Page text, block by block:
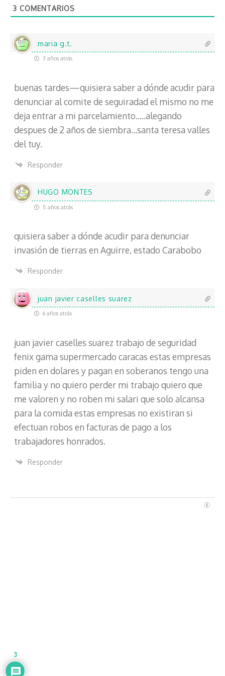
t
n
i
3 COMENTARIOS
maria g.t.
3 años atrás
buenas tardes—quisiera saber a dónde acudir para
denunciar al comite de seguiradad el mismo no me
deja entrar a mi parcelamiento…..alegando
despues de 2 años de siembra…santa teresa valles
del tuy.
Responder
HUGO MONTES
5 años atrás
quisiera saber a dónde acudir para denunciar
invasión de tierras en Aguirre, estado Carabobo
Responder
juan javier caselles suarez
6 años atrás
juan javier caselles suarez trabajo de seguridad
fenix gama supermercado caracas estas empresas
piden en dolares y pagan en soberanos tengo una
familia y no quiero perder mi trabajo quiero que
me valoren y no roben mi salari que solo alcansa
para la comida estas empresas no existiran si
efectuan robos en facturas de pago a los
trabajadores honrados.
Responder
3